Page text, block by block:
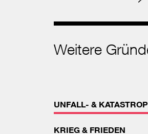
Weitere
UNFALL- &
KRIEG & FRIEDEN